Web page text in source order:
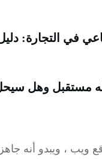
في التجارة:
له مستقبل وهل
ويب ، ويبدو أنه